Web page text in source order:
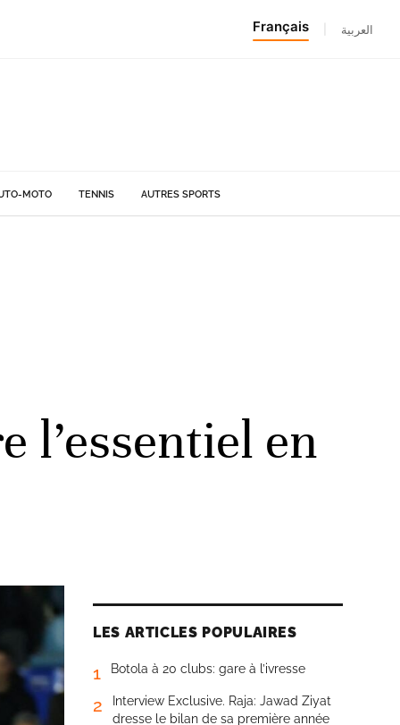
Français العربية
MOTO TENNIS AUTRES SPORTS
l’essentiel en
LES ARTICLES POPULAIRES
1 Botola à 20 clubs: gare à l’ivresse
2
Interview Exclusive. Raja: Jawad Ziyat
dresse le bilan de sa première année